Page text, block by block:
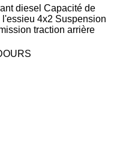
diesel Capacité de
l'essieu 4x2 Suspension
traction arrière